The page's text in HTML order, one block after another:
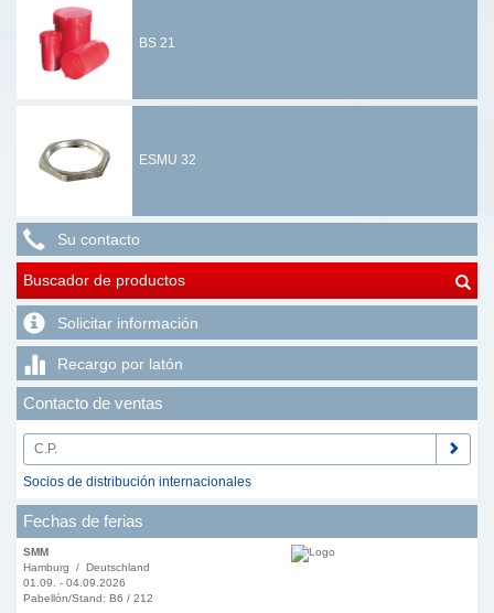
BS 21
ESMU 32
Su contacto
Buscador de productos
Solicitar información
Recargo por latón
Contacto de ventas
Socios de distribución internacionales
Fechas de ferias
SMM
Hamburg / Deutschland
01.09. - 04.09.2026
Pabellón/Stand: B6 / 212